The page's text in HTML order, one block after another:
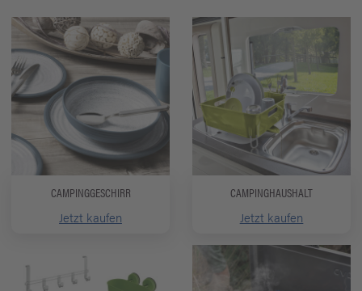
CAMPINGGESCHIRR
Jetzt kaufen
CAMPINGHAUSHALT
Jetzt kaufen